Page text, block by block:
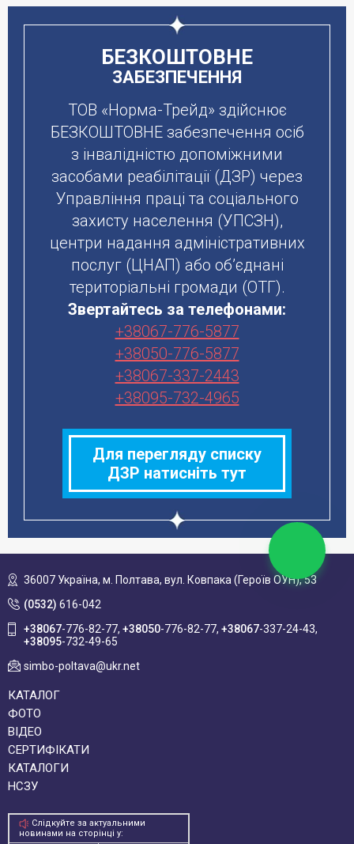
БЕЗКОШТОВНЕ
ЗАБЕЗПЕЧЕННЯ
ТОВ «Норма-Трейд» здійснює
БЕЗКОШТОВНЕ забезпечення осіб
з інвалідністю допоміжними
засобами реабілітації (ДЗР) через
Управління праці та соціального
захисту населення (УПСЗН),
центри надання адміністративних
послуг (ЦНАП) або об’єднані
територіальні громади (ОТГ).
Звертайтесь за телефонами:
+38067-776-5877
+38050-776-5877
+38067-337-2443
+38095-732-4965
Для перегляду списку
ДЗР натисніть тут
36007 Україна, м. Полтава, вул. Ковпака (Героїв ОУН), 53
(0532) 616-042
+38067-776-82-77 +38050-776-82-77 +38067-337-24-43
+38095-732-49-65
simbo-poltava@ukr.net
КАТАЛОГ
ФОТО
ВІДЕО
СЕРТИФІКАТИ
КАТАЛОГИ
НСЗУ
Слідкуйте за актуальними
новинами на сторінці у: